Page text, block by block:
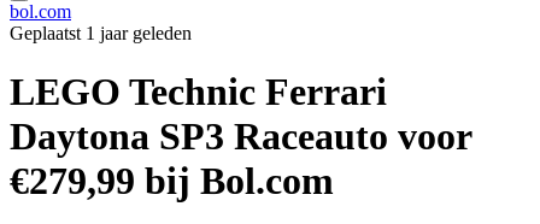
bol.com
Geplaatst 1 jaar geleden
LEGO Technic Ferrari
Daytona SP3 Raceauto voor
€279,99 bij Bol.com